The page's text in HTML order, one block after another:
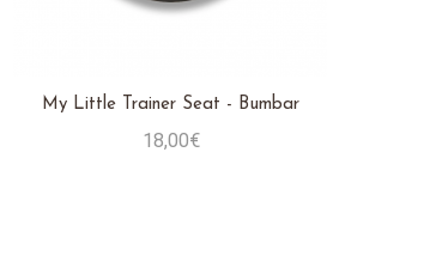
My Little Trainer Seat - Bumbar
18,00€